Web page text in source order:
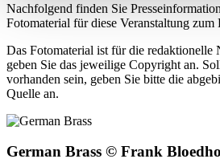
Nachfolgend finden Sie
Fotomaterial für diese Veranstaltung zum
Das Fotomaterial ist für die redaktionelle
geben Sie das jeweilige Copyright an.
vorhanden sein, geben Sie bitte die
Quelle an.
German Brass © Frank